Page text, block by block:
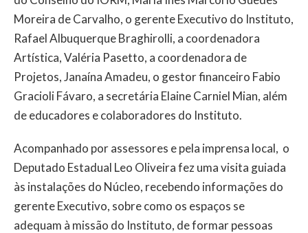
Moreira de Carvalho, o gerente Executivo do Instituto,
Rafael Albuquerque Braghirolli, a coordenadora
Artística, Valéria Pasetto, a coordenadora de
Projetos, Janaína Amadeu, o gestor financeiro Fabio
Gracioli Fávaro, a secretária Elaine Carniel Mian, além
de educadores e colaboradores do Instituto.
Acompanhado por assessores e pela imprensa local, o
Deputado Estadual Leo Oliveira fez uma visita guiada
às instalações do Núcleo, recebendo informações do
gerente Executivo, sobre como os espaços se
adequam à missão do Instituto, de formar pessoas